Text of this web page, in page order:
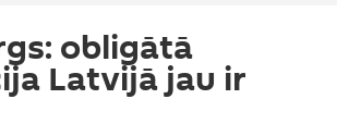
obligātā
Latvijā jau ir